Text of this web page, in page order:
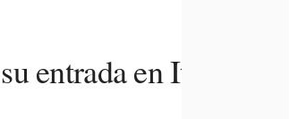
entrada en Italia